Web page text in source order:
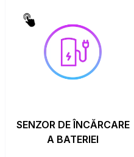
SENZOR DE ÎNCĂRCARE
A BATERIEI